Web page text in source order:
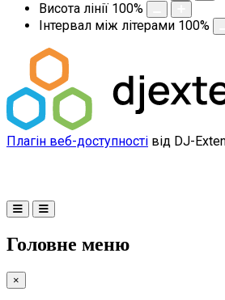
Висота лінії 100%
Інтервал між літерами 100%
Плагін веб-доступності від DJ-
Головне меню
×